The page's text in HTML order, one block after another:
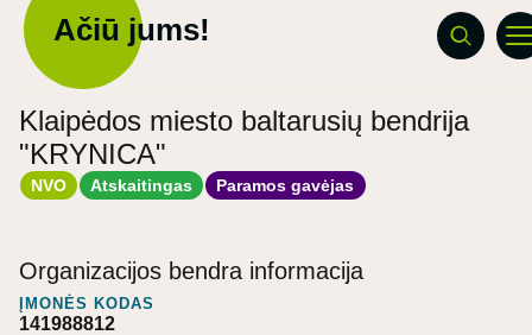
Ačiū jums!
Klaipėdos miesto baltarusių bendrija
"KRYNICA"
NVO Atskaitingas Paramos gavėjas
Organizacijos bendra informacija
ĮMONĖS KODAS
141988812